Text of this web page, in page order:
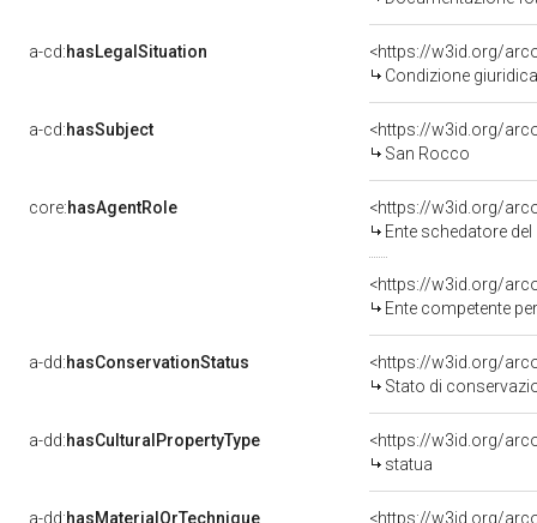
a-cd:hasLegalSituation
Condizione
a-cd:hasSubject
<https://w3id.org/
San Rocco
core:hasAgentRole
<https://w3id.org/
Ente schedatore
<https://w3id.org/
Ente competente per
a-dd:hasConservationStatus
<https://w3id.org/
Stato di
a-dd:hasCulturalPropertyType
<https://w3id.org/
statua
a-dd:hasMaterialOrTechnique <https://w3id.org/